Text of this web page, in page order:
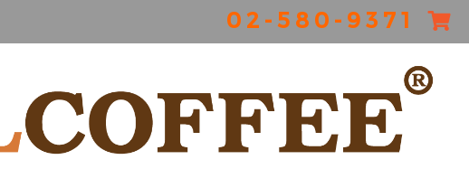
0 2 - 5 8 0 - 9 3 7 1